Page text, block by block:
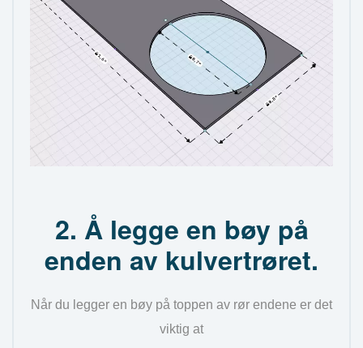
2. Å legge en bøy på
enden av kulvertrøret.
Når du legger en bøy på toppen av rør endene er det
viktig at